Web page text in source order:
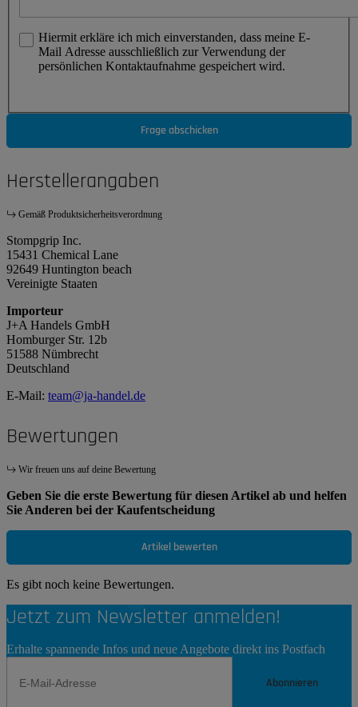
Hiermit erkläre ich mich einverstanden, dass meine E-
Mail Adresse ausschließlich zur Verwendung der
persönlichen Kontaktaufnahme gespeichert wird.
Frage abschicken
Herstellerangaben
Gemäß Produktsicherheitsverordnung
Stompgrip Inc.
15431 Chemical Lane
92649 Huntington beach
Vereinigte Staaten
Importeur
J+A Handels GmbH
Homburger Str. 12b
51588 Nümbrecht
Deutschland
E-Mail: team@ja-handel.de
Bewertungen
Wir freuen uns auf deine Bewertung
Geben Sie die erste Bewertung für diesen Artikel ab und helfen
Sie Anderen bei der Kaufentscheidung
Artikel bewerten
Es gibt noch keine Bewertungen.
Jetzt zum Newsletter anmelden!
Erhalte spannende Infos und neue Angebote direkt ins Postfach
Abonnieren